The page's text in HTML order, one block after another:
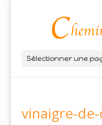
Sélectionner une
vinaigre-